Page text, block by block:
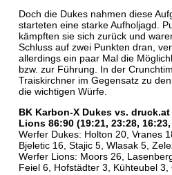
Doch die Dukes nahmen diese
starteten eine starke Aufholjagd.
kämpften sie sich zurück und
Schluss auf zwei Punkten dran,
allerdings ein paar Mal die
bzw. zur Führung. In der
Traiskirchner im Gegensatz zu
die wichtigen Würfe.
BK Karbon-X Dukes vs.
Lions 86:90 (19:21, 23:28,
Werfer Dukes: Holton 20, Vranes
Bjeletic 16, Stajic 5, Wlasak 5,
Werfer Lions: Moors 26,
Feiel 6, Hofstädter 3, Kühteubel 3,